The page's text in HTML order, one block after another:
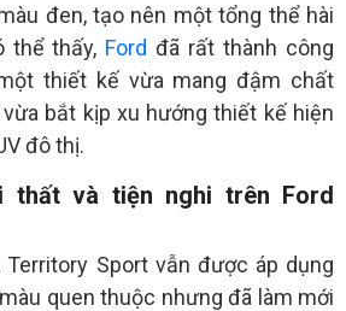
đen, tạo nên một tổng thể hài
thể thấy, Ford đã rất thành công
thiết kế vừa mang đậm chất
bắt kịp xu hướng thiết kế hiện
đô thị.
thất và tiện nghi trên Ford
Territory Sport vẫn được áp dụng
quen thuộc nhưng đã làm mới